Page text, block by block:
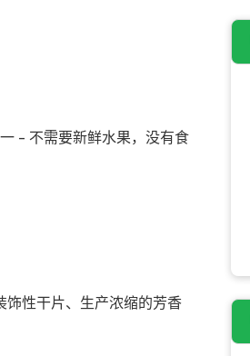
- 不需要新鲜水果，没有食
性干片、生产浓缩的芳香